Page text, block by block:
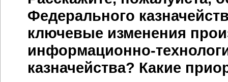
Федерального
ключевые изменения
информационно-
казначейства? Какие